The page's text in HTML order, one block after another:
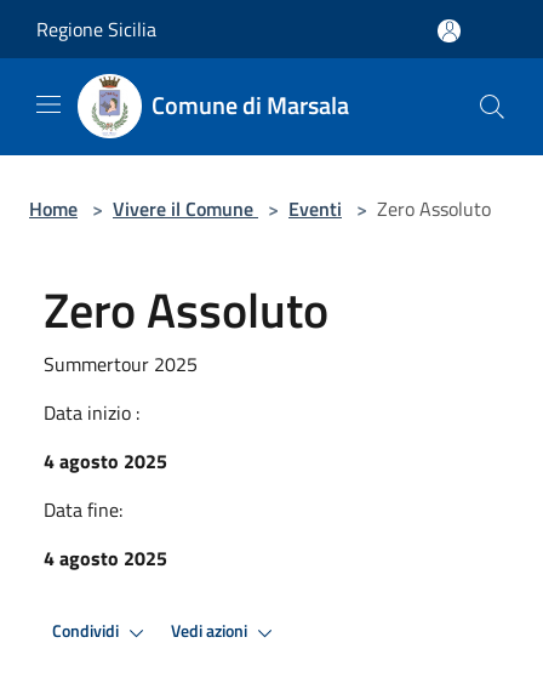
Regione Sicilia
Comune di Marsala
Home > Vivere il Comune > Eventi > Zero Assoluto
Zero Assoluto
Summertour 2025
Data inizio :
4 agosto 2025
Data fine:
4 agosto 2025
Condividi Vedi azioni